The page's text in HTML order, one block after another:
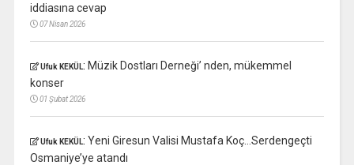
iddiasına cevap
07 Nisan 2026
Ufuk KEKÜL: Müzik Dostları Derneği’ nden, mükemmel
konser
01 Şubat 2026
Ufuk KEKÜL: Yeni Giresun Valisi Mustafa Koç…Serdengeçti
Osmaniye’ye atandı